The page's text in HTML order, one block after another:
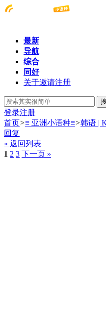
最新
导航
综合
同好
关于邀请注册
登录注册
首页>≡ 亚洲小语种≡>韩语 |
回复
« 返回列表
1 2 3 下一页 »